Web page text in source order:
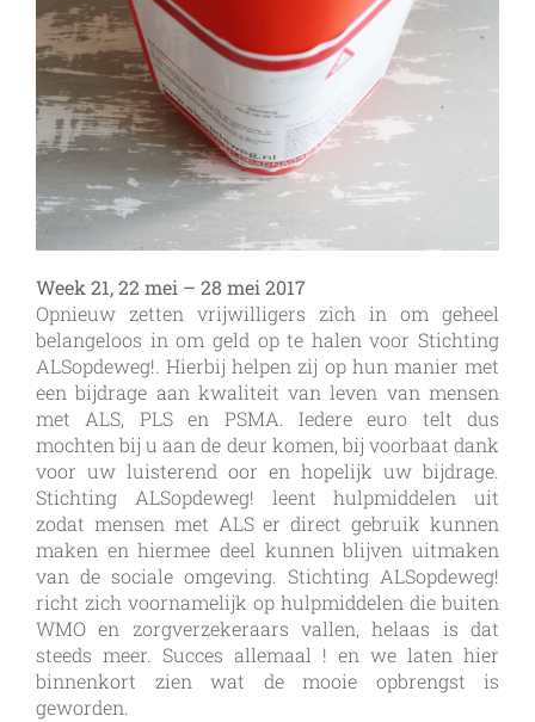
Week 21, 22 mei – 28 mei 2017
Opnieuw zetten vrijwilligers zich in om geheel
belangeloos in om geld op te halen voor Stichting
ALSopdeweg!. Hierbij helpen zij op hun manier met
een bijdrage aan kwaliteit van leven van mensen
met ALS, PLS en PSMA. Iedere euro telt dus
mochten bij u aan de deur komen, bij voorbaat dank
voor uw luisterend oor en hopelijk uw bijdrage.
Stichting ALSopdeweg! leent hulpmiddelen uit
zodat mensen met ALS er direct gebruik kunnen
maken en hiermee deel kunnen blijven uitmaken
van de sociale omgeving. Stichting ALSopdeweg!
richt zich voornamelijk op hulpmiddelen die buiten
WMO en zorgverzekeraars vallen, helaas is dat
steeds meer. Succes allemaal ! en we laten hier
binnenkort zien wat de mooie opbrengst is
geworden.